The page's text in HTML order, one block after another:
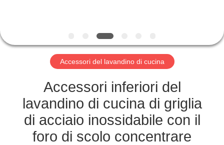
QUALITÀ
CONTATTICI
RICHIEDA
UNA
CITAZIONE
Accessori del lavandino di cucina
Accessori inferiori del
lavandino di cucina di griglia
di acciaio inossidabile con il
foro di scolo concentrare